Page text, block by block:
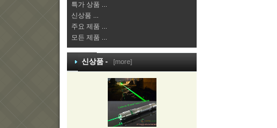
특가 상품 ...
신상품 ...
주요 제품 ...
모든 제품 ...
신상품 - [more]